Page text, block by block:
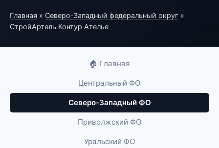
Главная » Северо-Западный федеральный округ »
СтройАртель Контур Ателье
🏠 Главная
Центральный ФО
Северо-Западный ФО
Приволжский ФО
Уральский ФО